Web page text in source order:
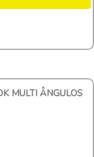
MULTI ÂNGULOS